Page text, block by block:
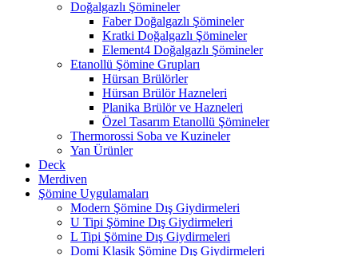
Doğalgazlı Şömineler
Faber Doğalgazlı Şömineler
Kratki Doğalgazlı Şömineler
Element4 Doğalgazlı Şömineler
Etanollü Şömine Grupları
Hürsan Brülörler
Hürsan Brülör Hazneleri
Planika Brülör ve Hazneleri
Özel Tasarım Etanollü Şömineler
Thermorossi Soba ve Kuzineler
Yan Ürünler
Deck
Merdiven
Şömine Uygulamaları
Modern Şömine Dış Giydirmeleri
U Tipi Şömine Dış Giydirmeleri
L Tipi Şömine Dış Giydirmeleri
Domi Klasik Şömine Dış Giydirmeleri